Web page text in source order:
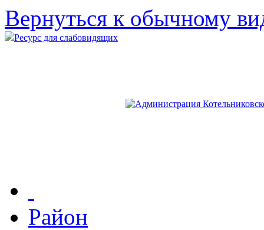
Вернуться к обычному
Ресурс для слабовидящих
Район